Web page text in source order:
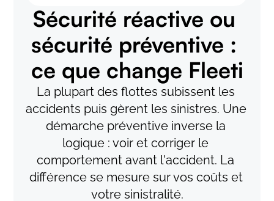
Sécurité réactive ou
sécurité préventive :
ce que change Fleeti
La plupart des flottes subissent les
accidents puis gèrent les sinistres. Une
démarche préventive inverse la
logique : voir et corriger le
comportement avant l'accident. La
différence se mesure sur vos coûts et
votre sinistralité.